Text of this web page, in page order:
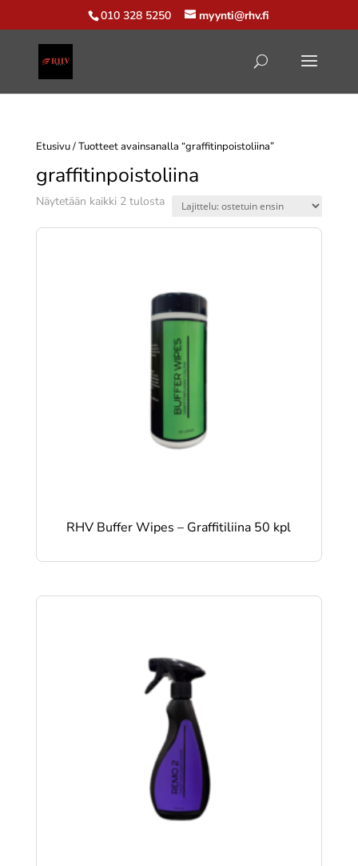
010 328 5250 myynti@rhv.fi
Etusivu/ Tuotteet avainsanalla “graffitinpoistoliina”
graffitinpoistoliina
Näytetään kaikki 2 tulostaSuosituimmat
ensin
RHV Buffer Wipes – Graffitiliina 50 kpl